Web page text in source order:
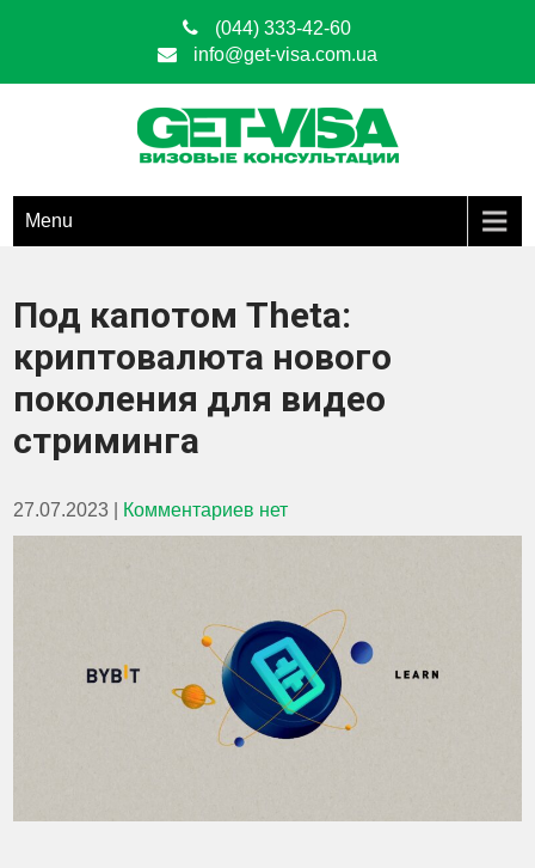
(044) 333-42-60
info@get-visa.com.ua
Get Visa
УКРАИНЫ
Menu
Под капотом Theta:
криптовалюта нового
поколения для видео
стриминга
27.07.2023 Комментариев нет